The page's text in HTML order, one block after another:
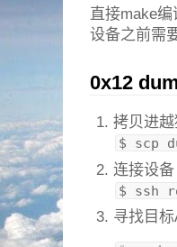
直接make
设备之前需
0x12
拷贝进
$ scp
连接设备
$ ssh
寻找目